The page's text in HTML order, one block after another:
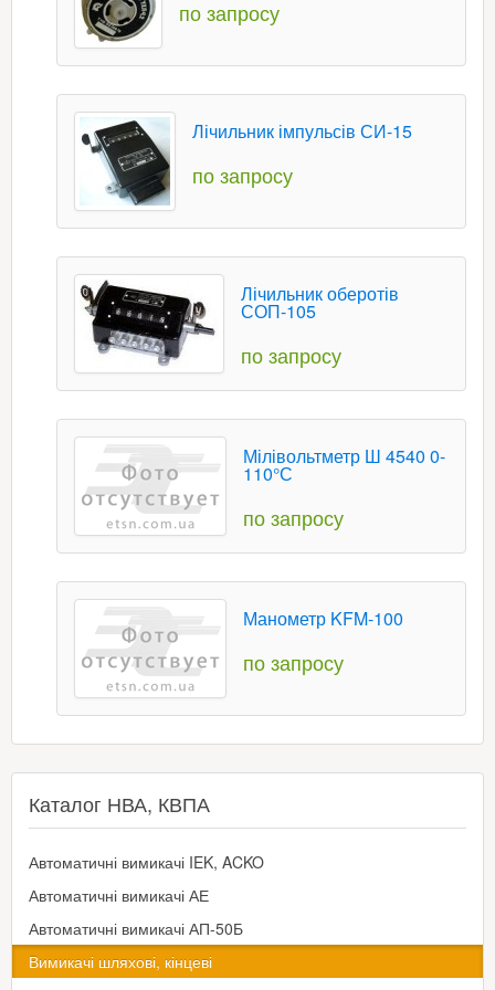
по запросу
Лічильник імпульсів СИ-15
по запросу
Лічильник оберотів
СОП-105
по запросу
Мілівольтметр Ш 4540 0-
110°С
по запросу
Манометр KFM-100
по запросу
Каталог НВА, КВПА
Автоматичні вимикачі IEK, ACKO
Автоматичні вимикачі АЕ
Автоматичні вимикачі АП-50Б
Вимикачі шляхові, кінцеві